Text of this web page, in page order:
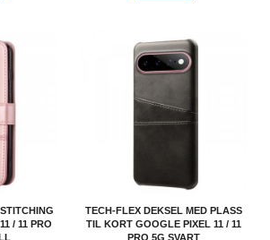
/ 11 PRO
TECH-FLEX DEKSEL MED PLASS
TIL KORT GOOGLE PIXEL 11 / 11
PRO 5G SVART